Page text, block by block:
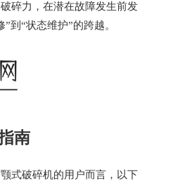
碎力，在潜在故障发生前发
到“状态维护”的跨越。
南
式破碎机的用户而言，以下